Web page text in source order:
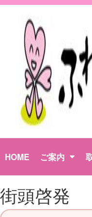
HOME ご案内
街頭啓発